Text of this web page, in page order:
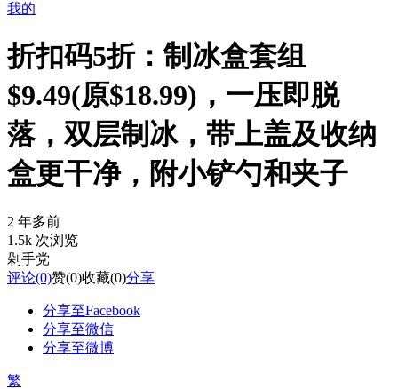
我的
折扣码5折：制冰盒套组
$9.49(原$18.99)，一压即脱
落，双层制冰，带上盖及收纳
盒更干净，附小铲勺和夹子
2 年多前
1.5k 次浏览
剁手党
评论(0)赞(0)收藏(0)分享
分享至Facebook
分享至微信
分享至微博
繁